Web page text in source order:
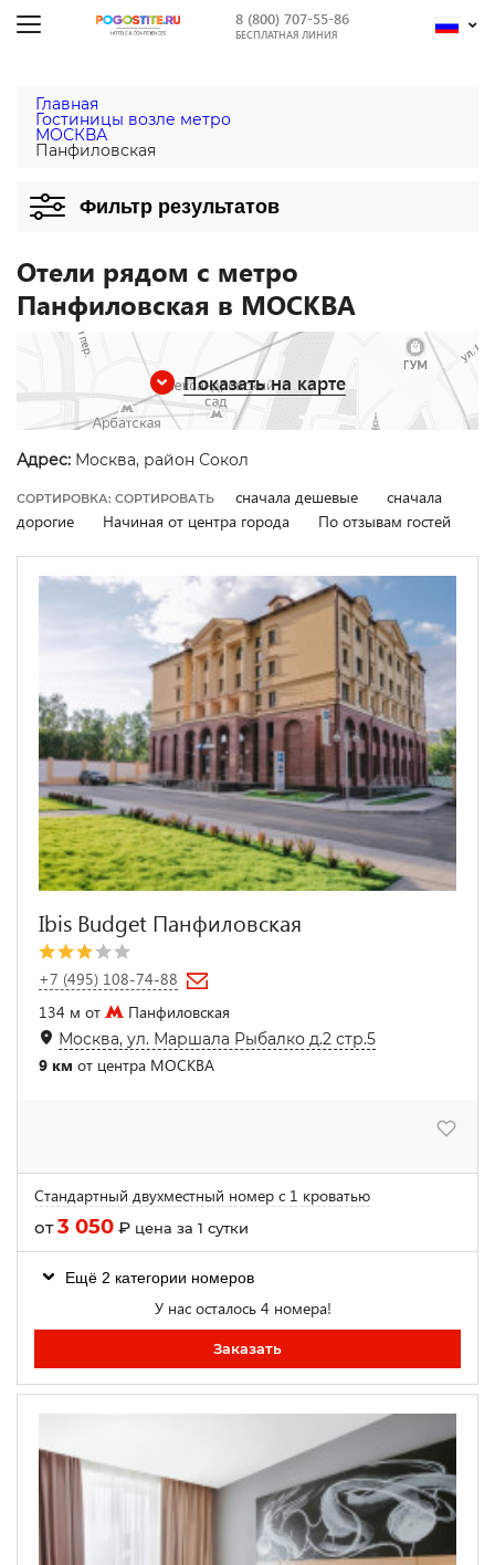
8 (800) 707-55-86
БЕСПЛАТНАЯ ЛИНИЯ
Главная
Гостиницы возле метро
МОСКВА
Панфиловская
Фильтр результатов
Отели рядом с метро
Панфиловская в МОСКВА
Показать на карте
Адрес: Москва, район Сокол
СОРТИРОВКА: СОРТИРОВАТЬ сначала дешевые
сначала
дорогие
Начиная от центра города По отзывам гостей
Ibis Budget Панфиловская
+7 (495) 108-74-88
134 м от
Панфиловская
Москва, ул. Маршала Рыбалко д.2 стр.5
9 км от центра МОСКВА
Стандартный двухместный номер с 1 кроватью
от3 050 ₽ цена за 1 сутки
Ещё 2 категории номеров
У нас осталось 4 номера!
Заказать